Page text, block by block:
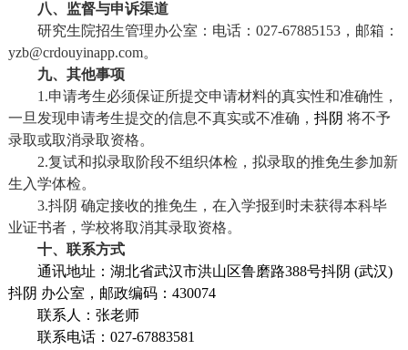
八、监督与申诉渠道
研究生院招生管理办公室：电话： 027-67885153，邮箱：
yzb@crdouyinapp.com。
九、其他事项
1.申请考生必须保证所提交申请材料的真实性和准确性，
一旦发现申请考生提交的信息不真实或不准确， 抖阴 将不予
录取或取消录取资格。
2.复试和拟录取阶段不组织体检，拟录取的推免生参加新
生入学体检。
3.抖阴 确定接收的推免生，在入学报到时未获得本科毕
业证书者，学校将取消其录取资格。
十、联系方式
通讯地址：湖北省武汉市洪山区鲁磨路388号抖阴 (武汉)
抖阴 办公室，邮政编码： 430074
联系人：张老师
联系电话： 027-67883581